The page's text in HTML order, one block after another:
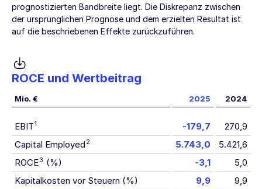
prognostizierten Bandbreite liegt. Die Diskrepanz zwischen
der ursprünglichen Prognose und dem erzielten Resultat ist
auf die beschriebenen Effekte zurückzuführen.
ROCE und Wertbeitrag
Mio. € 2025 2024
EBIT1 -179,7
270,9
Capital Employed 2 5.743,0
5.421,6
ROCE3 (%) -3,1
5,0
Kapitalkosten vor Steuern (%)
9,9
9,9